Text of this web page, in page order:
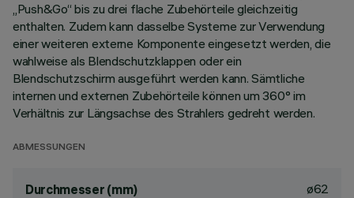
„Push&Go“ bis zu drei flache Zubehörteile gleichzeitig
enthalten. Zudem kann dasselbe Systeme zur Verwendung
einer weiteren externe Komponente eingesetzt werden, die
wahlweise als Blendschutzklappen oder ein
Blendschutzschirm ausgeführt werden kann. Sämtliche
internen und externen Zubehörteile können um 360° im
Verhältnis zur Längsachse des Strahlers gedreht werden.
ABMESSUNGEN
Durchmesser (mm) ø62